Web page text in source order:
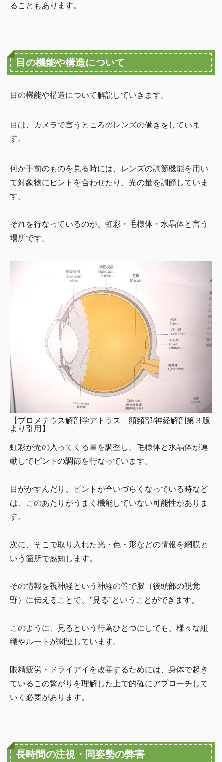
ることもあります。
目の機能や構造について
目の機能や構造について解説していきます。
目は、カメラで言うところのレンズの働きをしていま
す。
何か手前のものを見る時には、レンズの調節機能を用い
て対象物にピントを合わせたり、光の量を調節していま
す。
それを行なっているのが、虹彩・毛様体・水晶体と言う
場所です。
【プロメテウス解剖学アトラス 頭頸部/神経解剖第３版
より引用】
虹彩が光の入ってくる量を調整し、毛様体と水晶体が連
動してピントの調節を行なっています。
目がかすんだり、ピントが合いづらくなっている時など
は、このあたりがうまく機能していない可能性がありま
す。
次に、そこで取り入れた光・色・形などの情報を網膜と
いう箇所で感知します。
その情報を視神経という神経の管で脳（後頭部の視覚
野）に伝えることで、”見る”ということができます。
このように、見るという行為ひとつにしても、様々な組
織やルートが関連しています。
眼精疲労・ドライアイを改善するためには、身体で起き
ているこの繋がりを理解した上で的確にアプローチして
いく必要があります。
長時間の注視・同姿勢の弊害